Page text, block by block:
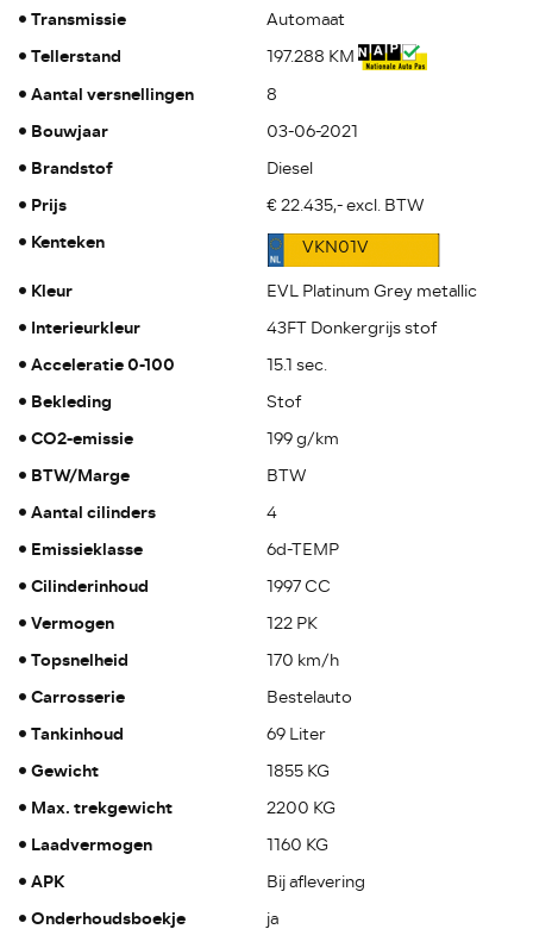
Transmissie Automaat
Tellerstand 197.288 KM
Aantal versnellingen 8
Bouwjaar 03-06-2021
Brandstof Diesel
Prijs € 22.435,- excl. BTW
Kenteken VKN01V
Kleur EVL Platinum Grey metallic
Interieurkleur 43FT Donkergrijs stof
Acceleratie 0-100 15.1 sec.
Bekleding Stof
CO2-emissie 199 g/km
BTW/Marge BTW
Aantal cilinders 4
Emissieklasse 6d-TEMP
Cilinderinhoud 1997 CC
Vermogen 122 PK
Topsnelheid 170 km/h
Carrosserie Bestelauto
Tankinhoud 69 Liter
Gewicht 1855 KG
Max. trekgewicht 2200 KG
Laadvermogen 1160 KG
APK Bij aflevering
Onderhoudsboekje ja